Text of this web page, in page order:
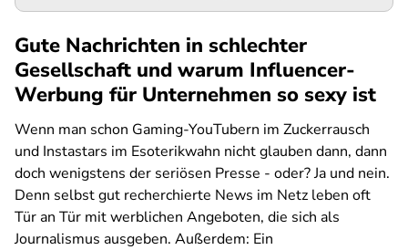
Gute Nachrichten in schlechter
Gesellschaft und warum Influencer-
Werbung für Unternehmen so sexy ist
Wenn man schon Gaming-YouTubern im Zuckerrausch
und Instastars im Esoterikwahn nicht glauben dann, dann
doch wenigstens der seriösen Presse - oder? Ja und nein.
Denn selbst gut recherchierte News im Netz leben oft
Tür an Tür mit werblichen Angeboten, die sich als
Journalismus ausgeben. Außerdem: Ein